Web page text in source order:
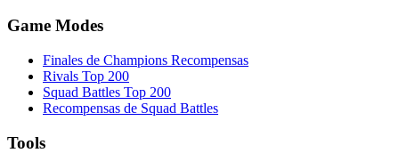
Game Modes
Finales de Champions Recompensas
Rivals Top 200
Squad Battles Top 200
Recompensas de Squad Battles
Tools